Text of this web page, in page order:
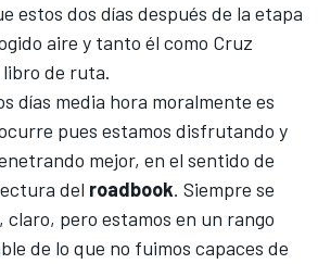
estos dos días después de la etapa
aire y tanto él como Cruz
libro de ruta.
días media hora moralmente es
pues estamos disfrutando y
mejor, en el sentido de
del roadbook. Siempre se
claro, pero estamos en un rango
de lo que no fuimos capaces de